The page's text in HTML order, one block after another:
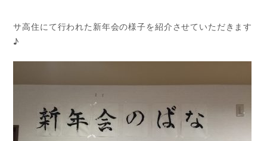
サ高住にて行われた新年会の様子を紹介させていただきます
♪